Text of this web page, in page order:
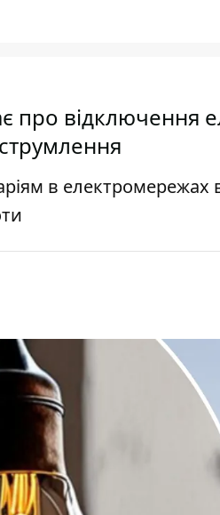
відключення
в електромережах